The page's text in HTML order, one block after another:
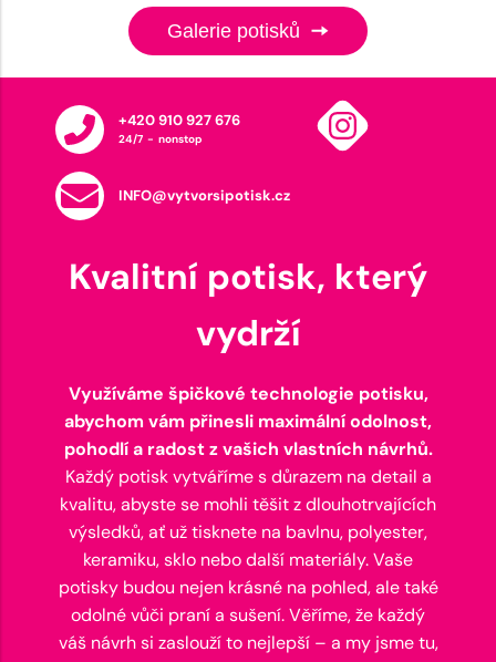
Galerie potisků
+420 910 927 676
24/7 - nonstop
INFO@vytvorsipotisk.cz
Kvalitní potisk, který
vydrží
Využíváme špičkové technologie potisku,
abychom vám přinesli maximální odolnost,
pohodlí a radost z vašich vlastních návrhů.
Každý potisk vytváříme s důrazem na detail a
kvalitu, abyste se mohli těšit z dlouhotrvajících
výsledků, ať už tisknete na bavlnu, polyester,
keramiku, sklo nebo další materiály. Vaše
potisky budou nejen krásné na pohled, ale také
odolné vůči praní a sušení. Věříme, že každý
váš návrh si zaslouží to nejlepší – a my jsme tu,